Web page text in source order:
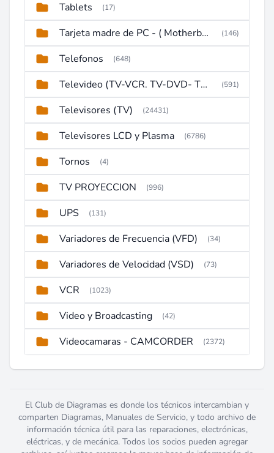
Tablets (17)
Tarjeta madre de PC - ( Motherboard ) (146)
Telefonos (648)
Televideo (TV-VCR. TV-DVD- TV-DVD-VCR) (591)
Televisores (TV) (24431)
Televisores LCD y Plasma (6786)
Tornos (4)
TV PROYECCION (996)
UPS (131)
Variadores de Frecuencia (VFD) (34)
Variadores de Velocidad (VSD) (73)
VCR (1023)
Video y Broadcasting (42)
Videocamaras - CAMCORDER (2372)
El Club de Diagramas es donde los técnicos intercambian y
comparten Diagramas, Manuales de Servicio, y todo archivo de
información técnica útil para las reparaciones, electrónicas,
eléctricas, y de mecánica. Todos los socios pueden agregar